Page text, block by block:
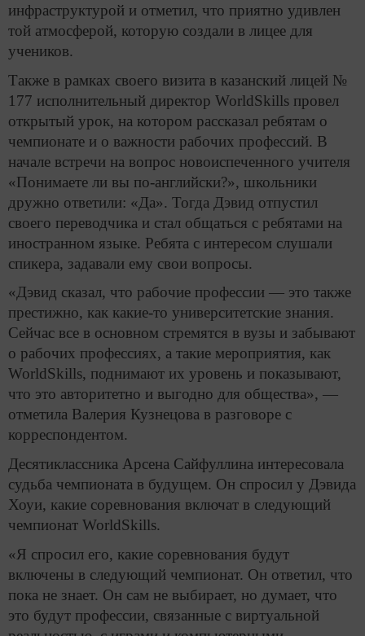
инфраструктурой и отметил, что приятно удивлен
той атмосферой, которую создали в лицее для
учеников.
Также в рамках своего визита в казанский лицей №
177 исполнительный директор WorldSkills провел
открытый урок, на котором рассказал ребятам о
чемпионате и о важности рабочих профессий. В
начале встречи на вопрос новоиспеченного учителя
«Понимаете ли вы по-английски?», школьники
дружно ответили: «Да». Тогда Дэвид отпустил
своего переводчика и стал общаться с ребятами на
иностранном языке. Ребята с интересом слушали
спикера, задавали ему свои вопросы.
«Дэвид сказал, что рабочие профессии — это также
престижно, как какие-то университетские знания.
Сейчас все в основном стремятся в вузы и забывают
о рабочих профессиях, а такие мероприятия, как
WorldSkills, поднимают их уровень и показывают,
что это авторитетно и выгодно для общества», —
отметила Валерия Кузнецова в разговоре с
корреспондентом.
Десятиклассника Арсена Сайфуллина интересовала
судьба чемпионата в будущем. Он спросил у Дэвида
Хоуи, какие соревнования включат в следующий
чемпионат WorldSkills.
«Я спросил его, какие соревнования будут
включены в следующий чемпионат. Он ответил, что
пока не знает. Он сам не выбирает, но думает, что
это будут профессии, связанные с виртуальной